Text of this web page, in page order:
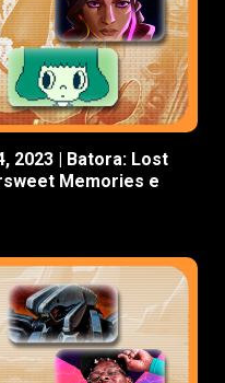
2023 | Batora: Lost
Memories e